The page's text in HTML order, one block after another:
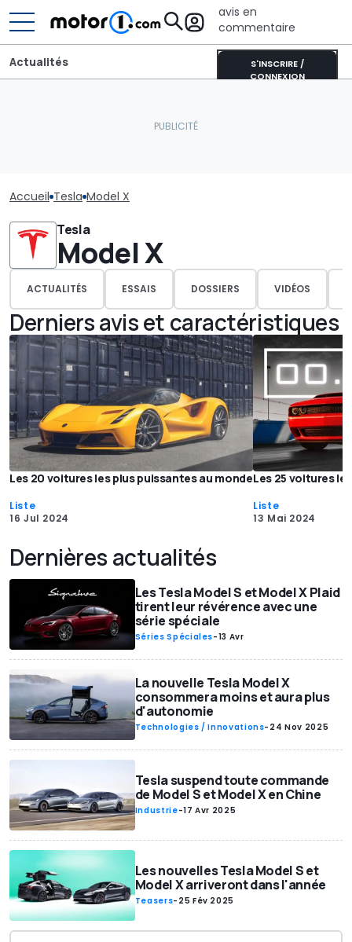
avis en
commentaire
S'INSCRIRE /
CONNEXION
Actualités
Accueil Tesla Model X
Tesla
Model X
ACTUALITÉS ESSAIS DOSSIERS VIDÉOS
Derniers avis et caractéristiques
Les 20 voitures les plus puissantes au monde
Liste
16 Jul 2024
Les 25 voitures
Liste
13 Mai 2024
Dernières actualités
Les Tesla Model S et Model X Plaid
tirent leur révérence avec une
série spéciale
Séries Spéciales-13 Avr
La nouvelle Tesla Model X
consommera moins et aura plus
d'autonomie
Technologies / Innovations- 24 Nov 2025
Tesla suspend toute commande
de Model S et Model X en Chine
Industrie-17 Avr 2025
Les nouvelles Tesla Model S et
Model X arriveront dans l'année
Teasers- 25 Fév 2025